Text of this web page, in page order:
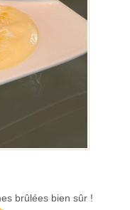
brûlées bien sûr !